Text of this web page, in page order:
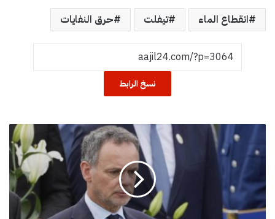
انقطاع الماء تيفلت حرق النفايات
نسخ الرابط
ا
ل
ة